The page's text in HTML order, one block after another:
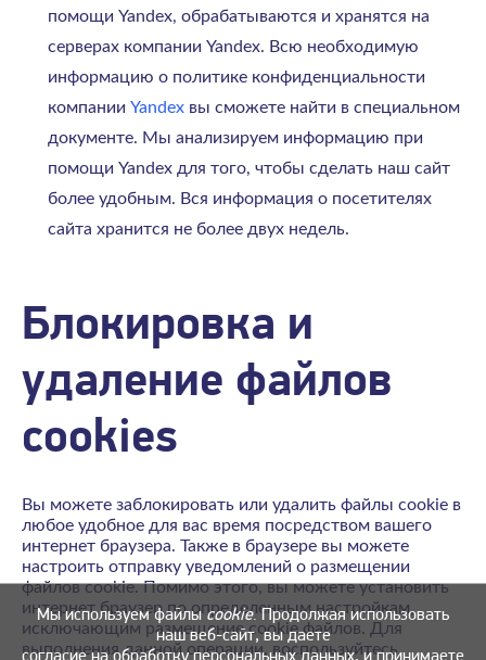
помощи Yandex, обрабатываются и хранятся на
серверах компании Yandex. Всю необходимую
информацию о политике конфиденциальности
компанииYandex вы сможете найти в специальном
документе. Мы анализируем информацию при
помощи Yandex для того, чтобы сделать наш сайт
более удобным. Вся информация о посетителях
сайта хранится не более двух недель.
Блокировка и
удаление файлов
cookies
Вы можете заблокировать или удалить файлы cookie в
любое удобное для вас время посредством вашего
интернет браузера. Также в браузере вы можете
настроить отправку уведомлений о размещении
файлов cookie. Помимо этого, вы можете установить
интернет браузер по определенным настройкам,
исключающим размещение cookie файлов. Для
выполнения данной операции, воспользуйтесь
Мы используем файлыcookie. Продолжая использовать
наш веб-сайт, вы даете